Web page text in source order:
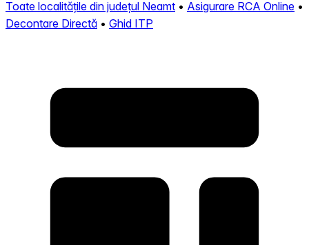
Toate localitățile din județul Neamt • Asigurare RCA Online •
Decontare Directă • Ghid ITP